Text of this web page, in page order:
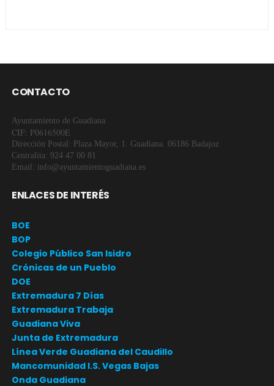
CONTACTO
Ayuntamiento de Guadiana
CIF: P0616500E
Dirección Postal: Plaza Mayor, 1. Guadiana. 06186 Badajoz
Centralita: 924 47 00 81
Email: info@ayuntamientoguadiana.es
ENLACES DE INTERÉS
BOE
BOP
Colegio Público San Isidro
Crónicas de un Pueblo
DOE
Extremadura 7 Días
Extremadura Trabaja
Guadiana Viva
Junta de Extremadura
Línea Verde Guadiana del Caudillo
Mancomunidad I.S. Vegas Bajas
Onda Guadiana